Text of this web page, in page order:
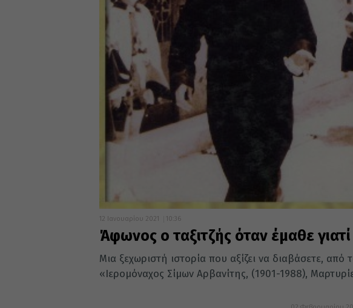
12 Ιανουαρίου 2021 10:36
Άφωνος ο ταξιτζής όταν έμαθε
Μια ξεχωριστή ιστορία που αξίζει να διαβάσετε,
«Ιερομόναχος Σίμων Αρβανίτης, (1901-1988),